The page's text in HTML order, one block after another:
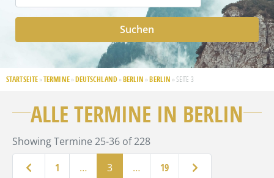
Suchen
STARTSEITE » TERMINE» DEUTSCHLAND» BERLIN »BERLIN »SEITE 3
ALLE TERMINE IN BERLIN
Showing Termine 25-36 of 228
Neuere Beiträge
1 … 3 … 19 Ältere Beiträge